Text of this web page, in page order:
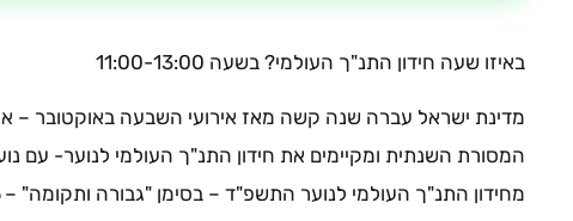
באיזו שעה חידון התנ"ך העולמי? בשעה 11:00-13:00
מדינת ישראל עברה שנה קשה מאז אירועי השבעה באוקטובר –
המסורת השנתית ומקיימים את חידון התנ"ך העולמי לנוער- עם
מחידון התנ"ך העולמי לנוער התשפ"ד – בסימן "גבורה ותקומה" – 76 שנה למדינת ישראל.